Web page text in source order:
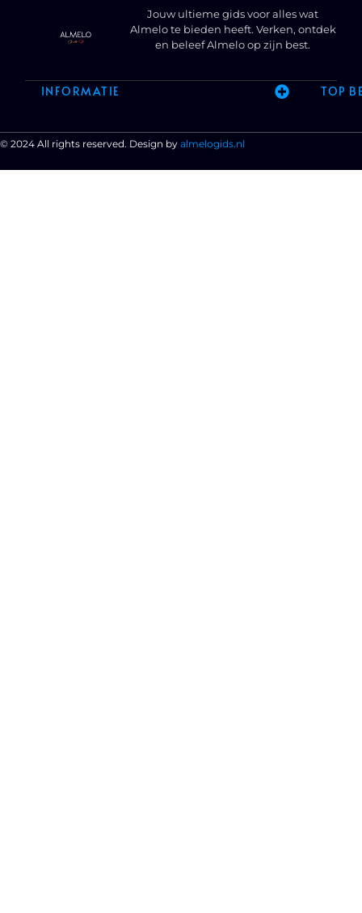
Jouw ultieme gids voor alles wat
Almelo te bieden heeft. Verken, ontdek
en beleef Almelo op zijn best.
INFORMATIE TOP
© 2024 All rights reserved. Design by almelogids.nl